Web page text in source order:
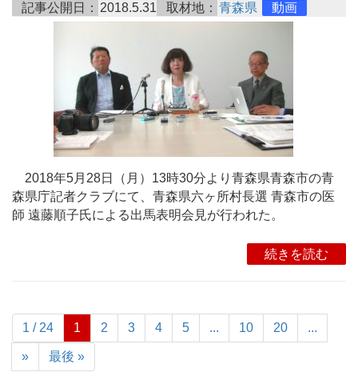
記事公開日： 2018.5.31 取材地： 青森県 動画
2018年5月28日（月）13時30分より青森県青森市の青
森県庁記者クラブにて、青森県六ヶ所村長選 青森市の医
師 遠藤順子氏による出馬表明会見が行われた。
続きを読む
1 / 24 1 2 3 4 5 ... 10 20 ...
» 最後 »